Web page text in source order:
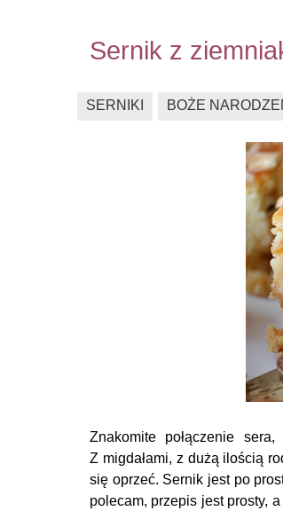
Sernik z
SERNIKI BOŻE
Znakomite połączenie
Z migdałami, z dużą ilością
się oprzeć. Sernik jest po
polecam, przepis jest prosty,